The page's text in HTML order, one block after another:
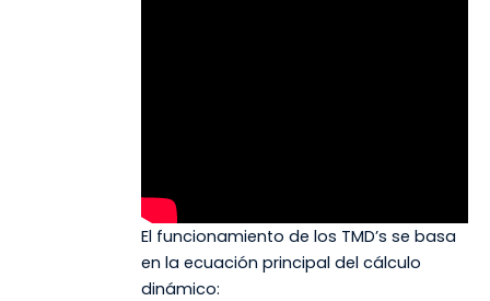
El funcionamiento de los TMD’s se basa
en la ecuación principal del cálculo
dinámico: